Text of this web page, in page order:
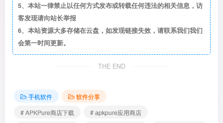
5、本站一律禁止以任何方式发布或转载任何违法的相关信息，访
客发现请向站长举报
6、本站资源大多存储在云盘，如发现链接失效，请联系我们我们
会第一时间更新。
THE END
手机软件
软件分享
# APKPure商店下载
# apkpure应用商店